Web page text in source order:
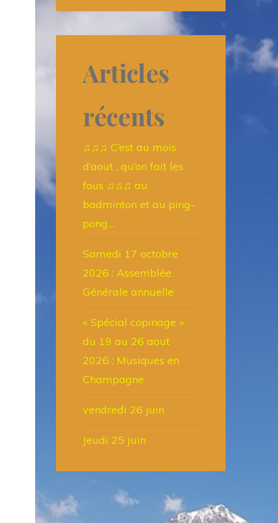
Articles
récents
♫♫♫ C’est au mois
d’aout , qu’on fait les
fous ♫♫♫ au
badminton et au ping-
pong…
Samedi 17 octobre
2026 : Assemblée
Générale annuelle
« Spécial copinage »
du 19 au 26 aout
2026 ; Musiques en
Champagne
vendredi 26 juin
Jeudi 25 juin